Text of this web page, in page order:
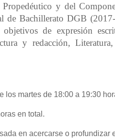
y del
de Bachillerato DGB
de expresión
y redacción,
los martes de 18:00 a 19:30
en total.
en acercarse o profundizar